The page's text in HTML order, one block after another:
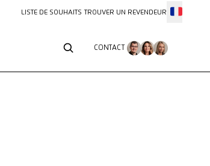
LISTE DE SOUHAITS TROUVER UN REVENDEUR
CONTACT